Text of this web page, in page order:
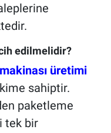
edilmelidir?
üretimi
sahiptir.
paketleme
tek bir